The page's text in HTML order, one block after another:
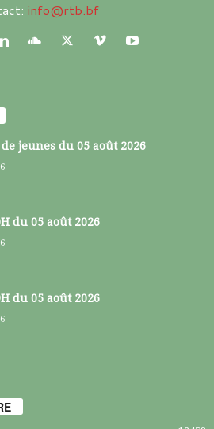
info@rtb.bf
jeunes du 05 août 2026
du 05 août 2026
du 05 août 2026